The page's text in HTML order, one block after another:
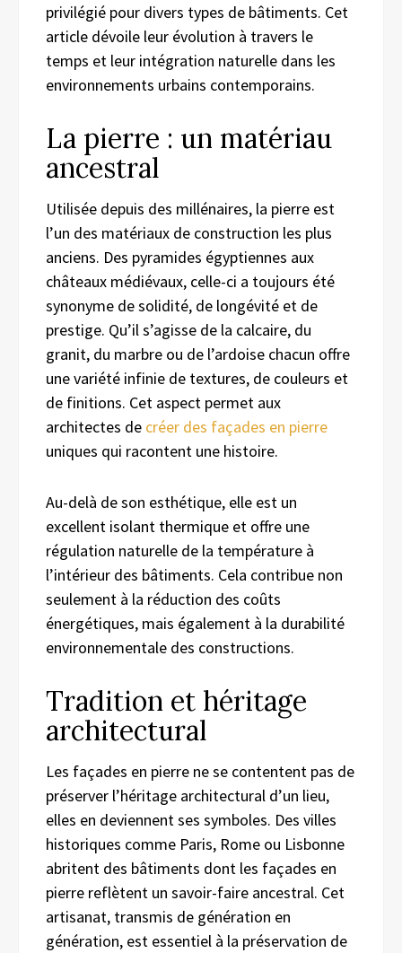
privilégié pour divers types de bâtiments. Cet
article dévoile leur évolution à travers le
temps et leur intégration naturelle dans les
environnements urbains contemporains.
La pierre : un matériau
ancestral
Utilisée depuis des millénaires, la pierre est
l’un des matériaux de construction les plus
anciens. Des pyramides égyptiennes aux
châteaux médiévaux, celle-ci a toujours été
synonyme de solidité, de longévité et de
prestige. Qu’il s’agisse de la calcaire, du
granit, du marbre ou de l’ardoise chacun offre
une variété infinie de textures, de couleurs et
de finitions. Cet aspect permet aux
architectes de créer des façades en pierre
uniques qui racontent une histoire.
Au-delà de son esthétique, elle est un
excellent isolant thermique et offre une
régulation naturelle de la température à
l’intérieur des bâtiments. Cela contribue non
seulement à la réduction des coûts
énergétiques, mais également à la durabilité
environnementale des constructions.
Tradition et héritage
architectural
Les façades en pierre ne se contentent pas de
préserver l’héritage architectural d’un lieu,
elles en deviennent ses symboles. Des villes
historiques comme Paris, Rome ou Lisbonne
abritent des bâtiments dont les façades en
pierre reflètent un savoir-faire ancestral. Cet
artisanat, transmis de génération en
génération, est essentiel à la préservation de